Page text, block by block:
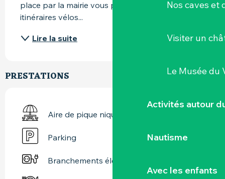
Nos caves et
Visiter un
Le Musée du
Activités autour
Nautisme
Avec les enfants
place par la mairie vous propose la carte des
itinéraires vélos...
Lire la suite
PRESTATIONS
Aire de pique nique
Parking
Branchements électriques